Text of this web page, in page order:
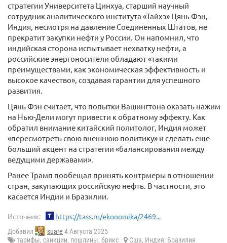
стратегии Университета Цинхуа, старший научный
сотрудник аналитического института «Тайхэ» Цянь Фэн,
Индия, несмотря на давление Соединенных Штатов, не
прекратит закупки нефти у России. Он напомнил, что
индийская сторона испытывает нехватку нефти, а
российские энергоносители обладают «такими
преимуществами, как экономическая эффективность и
высокое качество», создавая гарантии для успешного
развития.
Цянь Фэн считает, что попытки Вашингтона оказать нажим
на Нью-Дели могут привести к обратному эффекту. Как
обратил внимание китайский политолог, Индия может
«пересмотреть свою внешнюю политику» и сделать еще
больший акцент на стратегии «балансирования между
ведущими державами».
Ранее Трамп пообещал принять контрмеры в отношении
стран, закупающих российскую нефть. В частности, это
касается Индии и Бразилии.
Источник: https://tass.ru/ekonomika/2469...
Добавил suare 4 Августа 2025
тарифы, санкции, пошлины, брикс Сша, Индия, Бразилия